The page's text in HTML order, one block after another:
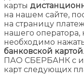
карты
на нашем сайте,
на страницу
нашего оператора,
необходимо
банковской картой
ПАО СБЕРБАНК с
карт следующих